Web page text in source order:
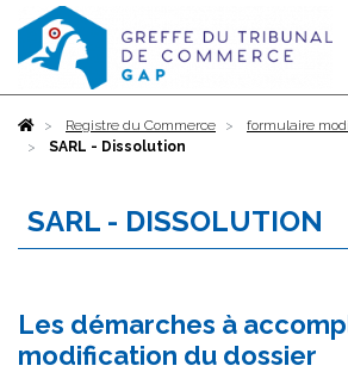
AccueilRegistre du Commerce
formulaire
SARL - Dissolution
SARL - DISSOLUTION
Les démarches à
modification du dossier